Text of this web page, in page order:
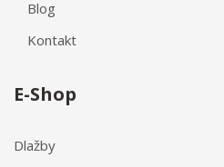
Blog
Kontakt
E-Shop
Dlažby